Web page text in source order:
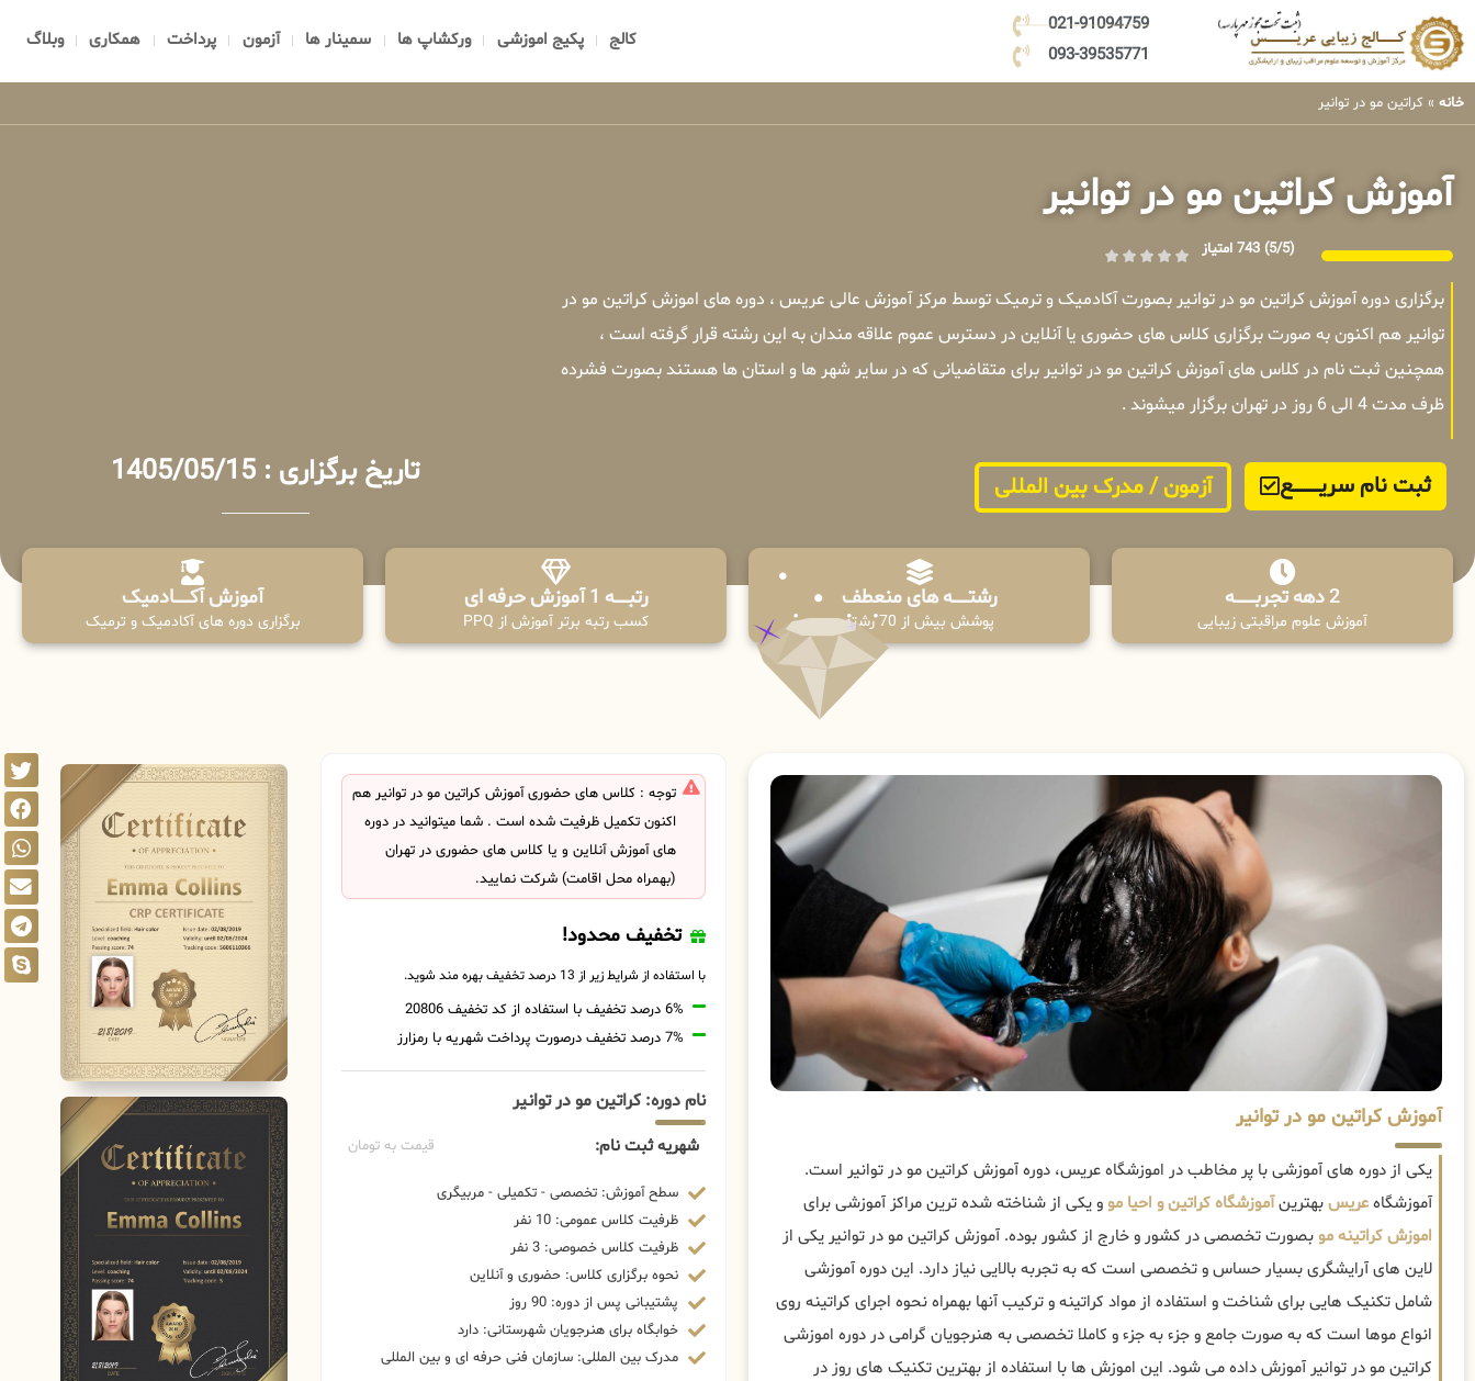
021-91094759
093-39535771
کالج پکیج اموزشی ورکشاپ ها سمینار ها آزمون پرداخت همکاری وبلاگ
خانه » کراتین مو در توانیر
آموزش کراتین مو در توانیر
(5/5) 743 امتیاز
برگزاری دوره آموزش کراتین مو در توانیر بصورت آکادمیک و ترمیک توسط مرکز آموزش عالی عریس ، دوره های اموزش کراتین مو در
توانیر هم اکنون به صورت برگزاری کلاس های حضوری یا آنلاین در دسترس عموم علاقه مندان به این رشته قرار گرفته است ،
همچنین ثبت نام در کلاس های آموزش کراتین مو در توانیر برای متقاضیانی که در سایر شهر ها و استان ها هستند بصورت فشرده
ظرف مدت 4 الی 6 روز در تهران برگزار میشوند .
ثبت نام سریــــــــــــع آزمون / مدرک بین المللی تاریخ برگزاری : 1405/05/15
2 دهه تجربـــــــــه
آموزش علوم مراقبتی زیبایی
رشتـــــــه های منعطف
پوشش بیش از 70 رشته
رتبــــــه 1 آموزش حرفه ای
کسب رتبه برتر آموزش از PPQ
آموزش آکـــــــادمیک
برگزاری دوره های آکادمیک و ترمیک
آموزش کراتین مو در توانیر
یکی از دوره های آموزشی با پر مخاطب در اموزشگاه عریس، دوره آموزش کراتین مو در توانیر است.
آموزشگاهعریسبهترینآموزشگاه کراتین و احیا موو یکی از شناخته شده ترین مراکز آموزشی برای
اموزش کراتینه موبصورت تخصصی در کشور و خارج از کشور بوده. آموزش کراتین مو در توانیر یکی از
لاین های آرایشگری بسیار حساس و تخصصی است که به تجربه بالایی نیاز دارد. این دوره آموزشی
شامل تکنیک هایی برای شناخت و استفاده از مواد کراتینه و ترکیب آنها بهمراه نحوه اجرای کراتینه روی
انواع موها است که به صورت جامع و جزء به جزء و کاملا تخصصی به هنرجویان گرامی در دوره اموزشی
کراتین مو در توانیر آموزش داده می شود. این اموزش ها با استفاده از بهترین تکنیک های روز در
توجه : کلاس های حضوری آموزش کراتین مو در توانیر هم
اکنون تکمیل ظرفیت شده است . شما میتوانید در دوره
های آموزش آنلاین و یا کلاس های حضوری در تهران
(بهمراه محل اقامت) شرکت نمایید.
تخفیف محدود!
با استفاده از شرایط زیر از 13 درصد تخفیف بهره مند شوید.
6% درصد تخفیف با استفاده از کد تخفیف 20806
7% درصد تخفیف درصورت پرداخت شهریه با رمزارز
نام دوره: کراتین مو در توانیر
شهریه ثبت نام: قیمت به تومان
سطح آموزش: تخصصی - تکمیلی - مربیگری
ظرفیت کلاس عمومی: 10 نفر
ظرفیت کلاس خصوصی: 3 نفر
نحوه برگزاری کلاس: حضوری و آنلاین
پشتیبانی پس از دوره: 90 روز
خوابگاه برای هنرجویان شهرستانی: دارد
مدرک بین المللی: سازمان فنی حرفه ای و بین المللی